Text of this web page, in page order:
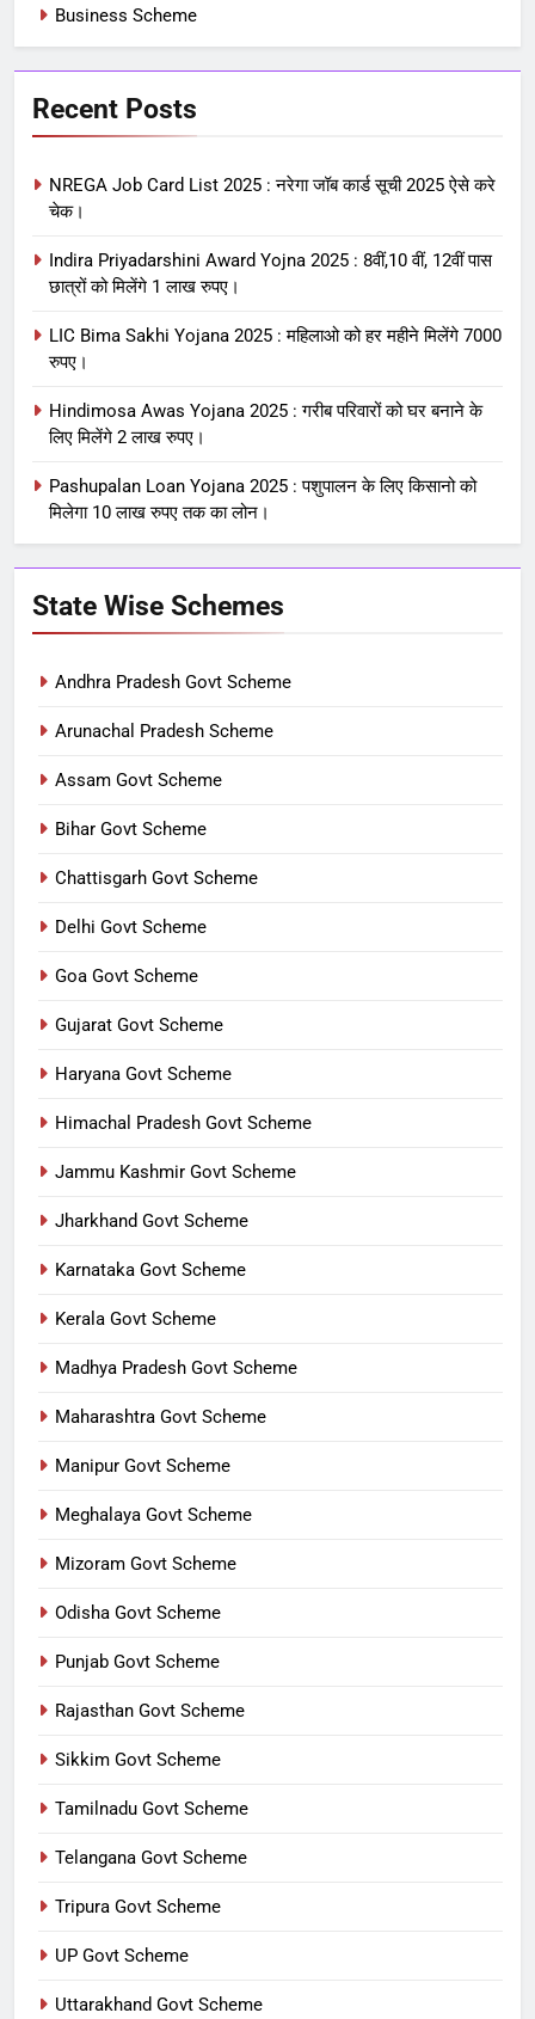
Business Scheme
Recent Posts
NREGA Job Card List 2025 : नरेगा जॉब कार्ड सूची 2025 ऐसे करे
चेक।
Indira Priyadarshini Award Yojna 2025 : 8वीं,10 वीं, 12वीं पास
छात्रों को मिलेंगे 1 लाख रुपए।
LIC Bima Sakhi Yojana 2025 : महिलाओ को हर महीने मिलेंगे 7000
रुपए।
Hindimosa Awas Yojana 2025 : गरीब परिवारों को घर बनाने के
लिए मिलेंगे 2 लाख रुपए।
Pashupalan Loan Yojana 2025 : पशुपालन के लिए किसानो को
मिलेगा 10 लाख रुपए तक का लोन।
State Wise Schemes
Andhra Pradesh Govt Scheme
Arunachal Pradesh Scheme
Assam Govt Scheme
Bihar Govt Scheme
Chattisgarh Govt Scheme
Delhi Govt Scheme
Goa Govt Scheme
Gujarat Govt Scheme
Haryana Govt Scheme
Himachal Pradesh Govt Scheme
Jammu Kashmir Govt Scheme
Jharkhand Govt Scheme
Karnataka Govt Scheme
Kerala Govt Scheme
Madhya Pradesh Govt Scheme
Maharashtra Govt Scheme
Manipur Govt Scheme
Meghalaya Govt Scheme
Mizoram Govt Scheme
Odisha Govt Scheme
Punjab Govt Scheme
Rajasthan Govt Scheme
Sikkim Govt Scheme
Tamilnadu Govt Scheme
Telangana Govt Scheme
Tripura Govt Scheme
UP Govt Scheme
Uttarakhand Govt Scheme